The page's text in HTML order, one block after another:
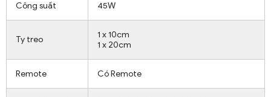
Công suất 45W
Ty treo
1 x 10cm
1 x 20cm
Remote Có Remote